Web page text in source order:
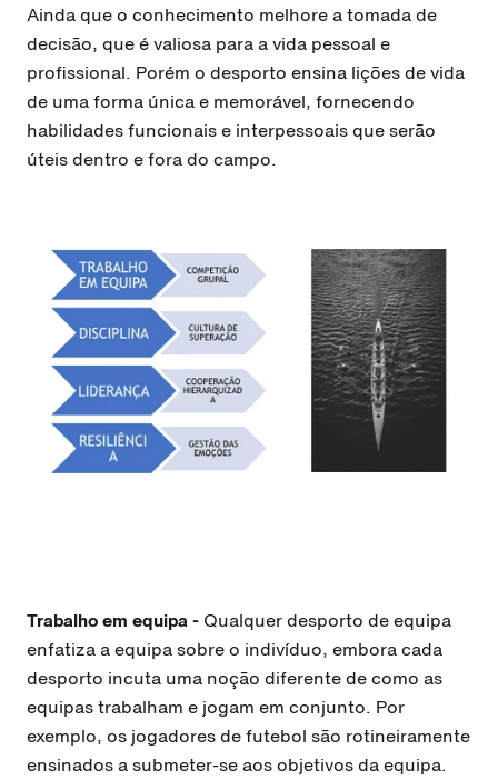
Ainda que o conhecimento melhore a tomada de
decisão, que é valiosa para a vida pessoal e
profissional. Porém o desporto ensina lições de vida
de uma forma única e memorável, fornecendo
habilidades funcionais e interpessoais que serão
úteis dentro e fora do campo.
Trabalho em equipa - Qualquer desporto de equipa
enfatiza a equipa sobre o indivíduo, embora cada
desporto incuta uma noção diferente de como as
equipas trabalham e jogam em conjunto. Por
exemplo, os jogadores de futebol são rotineiramente
ensinados a submeter-se aos objetivos da equipa.